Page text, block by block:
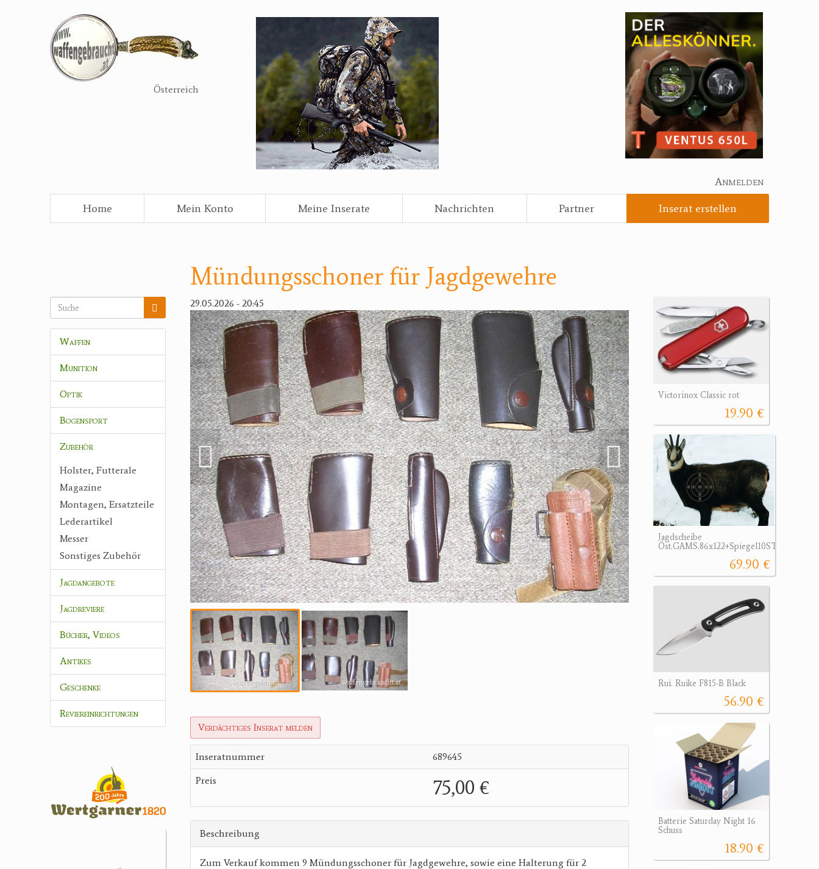
Österreich
Anmelden
Home
Mein Konto Meine Inserate Nachrichten Partner Inserat erstellen
Waffen
Munition
Optik
Bogensport
Zubehör
Holster, Futterale
Magazine
Montagen, Ersatzteile
Lederartikel
Messer
Sonstiges Zubehör
Jagdangebote
Jagdreviere
Bücher, Videos
Antikes
Geschenke
Reviereinrichtungen
Mündungsschoner für Jagdgewehre
29.05.2026 - 20:45
Verdächtiges Inserat melden
Inseratnummer 689645
Preis 75,00 €
Beschreibung
Zum Verkauf kommen 9 Mündungsschoner für Jagdgewehre, sowie eine Halterung für 2
Victorinox Classic rot
19.90 €
Jagdscheibe
Öst.GAMS.86x122+Spiegel10STk.
69.90 €
Rui. Ruike F815-B Black
56.90 €
Batterie Saturday Night 16
Schuss
18.90 €